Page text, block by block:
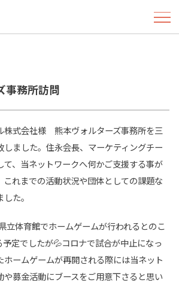
事務所訪問
株式会社様 熊本ヴォルターズ事務所を三
ました。住永会長、マーケティングチー
て、当ネットワークへ何かご支援する事が
これまでの活動状況や団体としての課題な
た。
立体育館でホームゲームが行われるとのこ
予定でしたが💦コロナで試合が中止になっ
ホームゲームが再開される際には当ネット
や募金活動にブースをご用意下さると思い